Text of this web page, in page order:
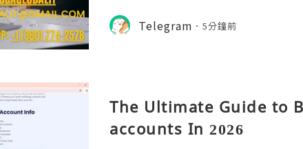
for communication, community
ith its user-friendly interfac
Telegram 5分鐘前
The Ultimate Guide to
accounts In 2026